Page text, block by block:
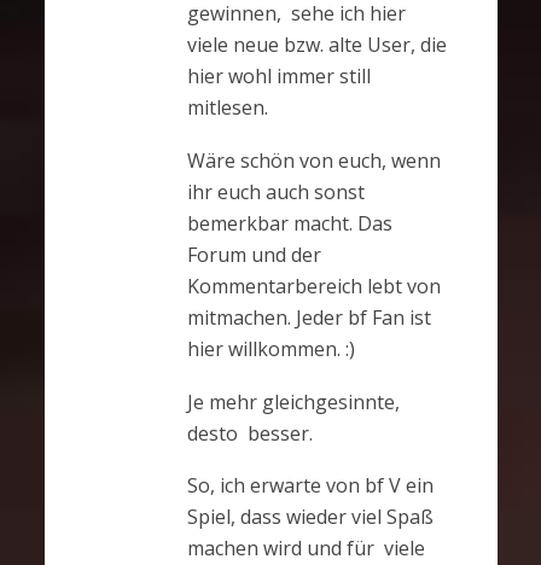
gewinnen, sehe ich hier
viele neue bzw. alte User, die
hier wohl immer still
mitlesen.
Wäre schön von euch, wenn
ihr euch auch sonst
bemerkbar macht. Das
Forum und der
Kommentarbereich lebt von
mitmachen. Jeder bf Fan ist
hier willkommen. :)
Je mehr gleichgesinnte,
desto besser.
So, ich erwarte von bf V ein
Spiel, dass wieder viel Spaß
machen wird und für viele